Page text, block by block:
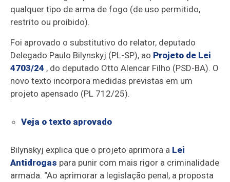
qualquer tipo de arma de fogo (de uso permitido,
restrito ou proibido).
Foi aprovado osubstitutivo do relator, deputado
Delegado Paulo Bilynskyj (PL-SP), ao Projeto de Lei
4703/24 , do deputado Otto Alencar Filho (PSD-BA). O
novo texto incorpora medidas previstas em um
projeto apensado (PL 712/25).
Veja o texto aprovado
Bilynskyj explica que o projeto aprimora a Lei
Antidrogas para punir com mais rigor a criminalidade
armada. “Ao aprimorar a legislação penal, a proposta